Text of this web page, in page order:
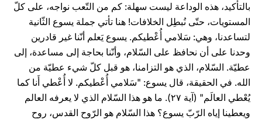
بالتأكيد، هذه الوداعة ليست سهلة: كم من التّعب نواجه، على كلّ
المستويات، حتّى نُبطِل الخلافات! هنا تأتي جملة يسوع الثّانية
لتساعدنا، وهي: سَلامي أُعْطيكم. يسوع يَعلم أنّنا غير قادرين
وحدنا على أن نحافظ على السّلام، وأنّنا بحاجة إلى مساعدة، إلى
عطيّة. السّلام، الذي هو التزامنا، هو قبل كلّ شيء عطيّة من
الله. في الحقيقة، قال يسوع: "سَلامي أُعْطيكم. لا أُعْطي أَنا كما
يُعْطي العالَم" (آية ٢٧). ما هو هذا السّلام الذي لا يعرفه العالم
ويعطينا إياه الرّبّ يسوع؟ هذا السّلام هو الرّوح القدس، روح